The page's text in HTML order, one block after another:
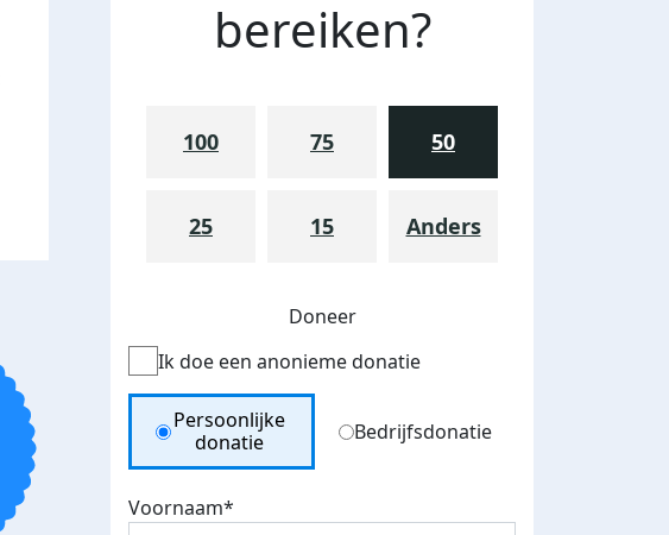
bereiken?
100 75 50
25 15 Anders
Doneer
Ik doe een anonieme donatie
Donation Type
Persoonlijke
donatie
Bedrijfsdonatie
Voornaam*